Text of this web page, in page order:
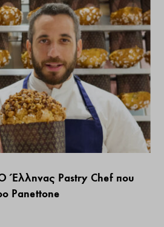
Έλληνας Pastry Chef που
Panettone